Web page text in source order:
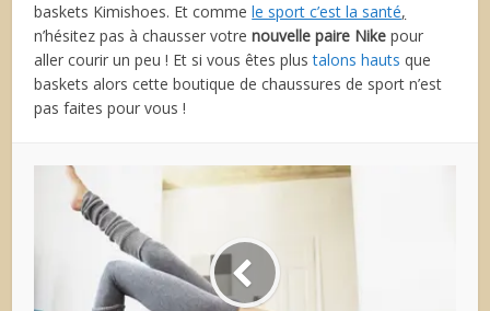
baskets Kimishoes. Et commele sport c’est la santé,
n’hésitez pas à chausser votrenouvelle paire Nike pour
aller courir un peu ! Et si vous êtes plustalons hauts que
baskets alors cette boutique de chaussures de sport n’est
pas faites pour vous !